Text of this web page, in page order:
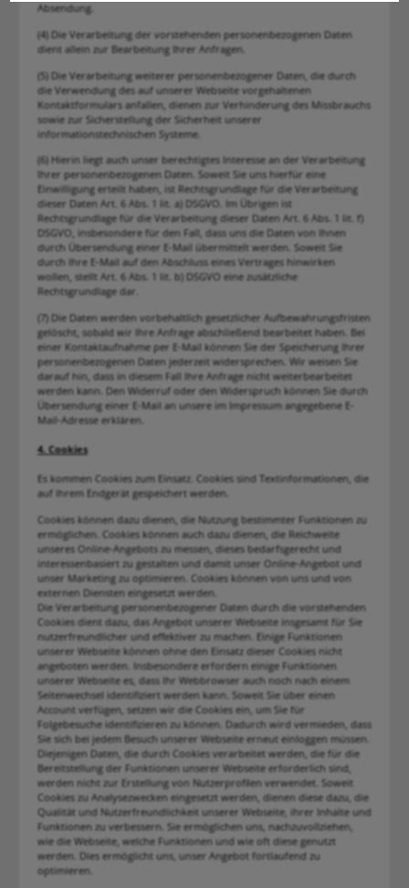
Absendung.
(4) Die Verarbeitung der vorstehenden personenbezogenen Daten
dient allein zur Bearbeitung Ihrer Anfragen.
(5) Die Verarbeitung weiterer personenbezogener Daten, die durch
die Verwendung des auf unserer Webseite vorgehaltenen
Kontaktformulars anfallen, dienen zur Verhinderung des Missbrauchs
sowie zur Sicherstellung der Sicherheit unserer
informationstechnischen Systeme.
(6) Hierin liegt auch unser berechtigtes Interesse an der Verarbeitung
Ihrer personenbezogenen Daten. Soweit Sie uns hierfür eine
Einwilligung erteilt haben, ist Rechtsgrundlage für die Verarbeitung
dieser Daten Art. 6 Abs. 1 lit. a) DSGVO. Im Übrigen ist
Rechtsgrundlage für die Verarbeitung dieser Daten Art. 6 Abs. 1 lit. f)
DSGVO, insbesondere für den Fall, dass uns die Daten von Ihnen
durch Übersendung einer E-Mail übermittelt werden. Soweit Sie
durch Ihre E-Mail auf den Abschluss eines Vertrages hinwirken
wollen, stellt Art. 6 Abs. 1 lit. b) DSGVO eine zusätzliche
Rechtsgrundlage dar.
(7) Die Daten werden vorbehaltlich gesetzlicher Aufbewahrungsfristen
gelöscht, sobald wir Ihre Anfrage abschließend bearbeitet haben. Bei
einer Kontaktaufnahme per E-Mail können Sie der Speicherung Ihrer
personenbezogenen Daten jederzeit widersprechen. Wir weisen Sie
darauf hin, dass in diesem Fall Ihre Anfrage nicht weiterbearbeitet
werden kann. Den Widerruf oder den Widerspruch können Sie durch
Übersendung einer E-Mail an unsere im Impressum angegebene E-
Mail-Adresse erklären.
4. Cookies
Es kommen Cookies zum Einsatz. Cookies sind Textinformationen, die
auf Ihrem Endgerät gespeichert werden.
Cookies können dazu dienen, die Nutzung bestimmter Funktionen zu
ermöglichen. Cookies können auch dazu dienen, die Reichweite
unseres Online-Angebots zu messen, dieses bedarfsgerecht und
interessenbasiert zu gestalten und damit unser Online-Angebot und
unser Marketing zu optimieren. Cookies können von uns und von
externen Diensten eingesetzt werden.
Die Verarbeitung personenbezogener Daten durch die vorstehenden
Cookies dient dazu, das Angebot unserer Webseite insgesamt für Sie
nutzerfreundlicher und effektiver zu machen. Einige Funktionen
unserer Webseite können ohne den Einsatz dieser Cookies nicht
angeboten werden. Insbesondere erfordern einige Funktionen
unserer Webseite es, dass Ihr Webbrowser auch noch nach einem
Seitenwechsel identifiziert werden kann. Soweit Sie über einen
Account verfügen, setzen wir die Cookies ein, um Sie für
Folgebesuche identifizieren zu können. Dadurch wird vermieden, dass
Sie sich bei jedem Besuch unserer Webseite erneut einloggen müssen.
Diejenigen Daten, die durch Cookies verarbeitet werden, die für die
Bereitstellung der Funktionen unserer Webseite erforderlich sind,
werden nicht zur Erstellung von Nutzerprofilen verwendet. Soweit
Cookies zu Analysezwecken eingesetzt werden, dienen diese dazu, die
Qualität und Nutzerfreundlichkeit unserer Webseite, ihrer Inhalte und
Funktionen zu verbessern. Sie ermöglichen uns, nachzuvollziehen,
wie die Webseite, welche Funktionen und wie oft diese genutzt
werden. Dies ermöglicht uns, unser Angebot fortlaufend zu
optimieren.